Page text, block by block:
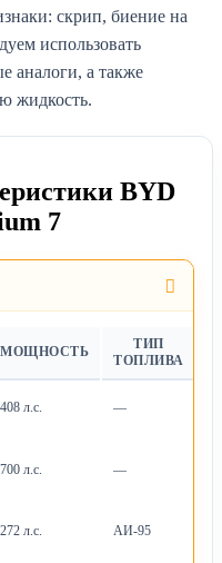
скрип, биение на
использовать
аналоги, а также
жидкость.
BYD
7
МОЩНОСТЬ
ТИП
ТОПЛИВА
408 л.с. —
700 л.с. —
272 л.с. АИ-95